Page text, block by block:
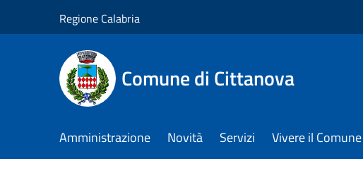
Regione Calabria
Comune di Cittanova
Amministrazione Novità Servizi Vivere il Comune